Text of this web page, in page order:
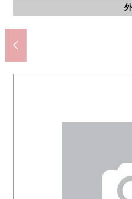
前
前
桑迪一乘寺
7-Eleven京都白
杉藥房北白
小島×BIC京都一乘寺
京都下鴨
京都市立修學
京都市立修學